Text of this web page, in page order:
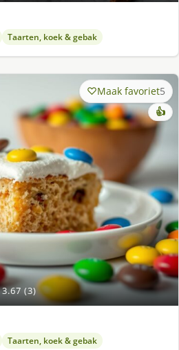
Taarten, koek & gebak
3.67 (3)
Maak favoriet5
👍
Taarten, koek & gebak